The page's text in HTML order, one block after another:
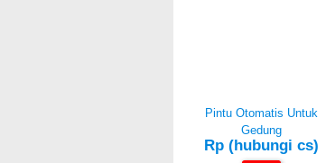
Pintu Otomatis Untuk
Gedung
Rp (hubungi cs)